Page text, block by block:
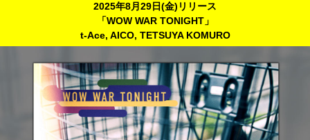
2025年8月29日(金)リリース
「WOW WAR TONIGHT」
t-Ace, AICO, TETSUYA KOMURO